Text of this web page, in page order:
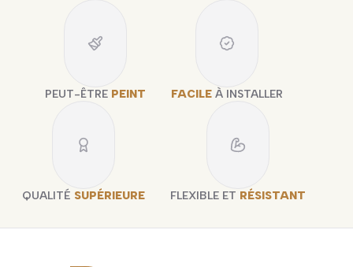
PEUT-ÊTRE PEINT FACILE À INSTALLER
QUALITÉ SUPÉRIEURE FLEXIBLE ET RÉSISTANT